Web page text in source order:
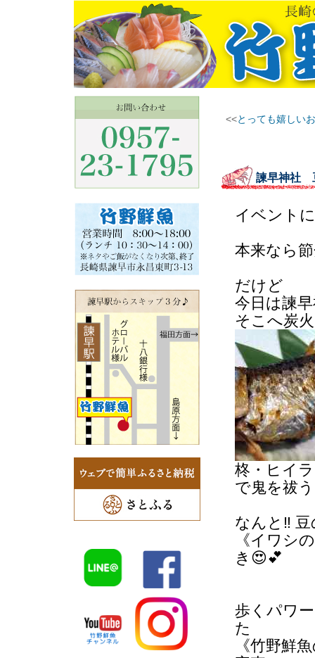
<<とっても嬉しい
諫早神社
イベント
本来なら
だけど
今日は諫
そこへ炭
柊・ヒイ
で鬼を祓
なんと‼️
《イワシ
き😍💕
歩くパワ
た
《竹野鮮